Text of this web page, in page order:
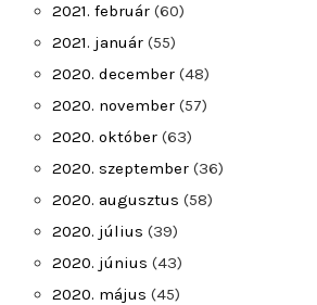
2021. február (60)
2021. január (55)
2020. december (48)
2020. november (57)
2020. október (63)
2020. szeptember (36)
2020. augusztus (58)
2020. július (39)
2020. június (43)
2020. május (45)